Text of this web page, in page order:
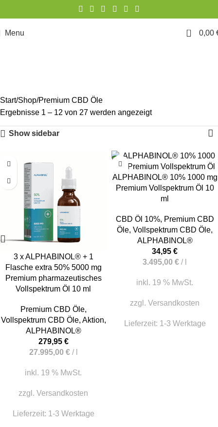
Menu 0 0,00
Start Shop Premium CBD Öle
Ergebnisse 1 – 12 von 27 werden angezeigt
Show sidebar
3 x ALPHABINOL® + 1
Flasche extra 50% 5000 mg
Premium pharmazeutisches
Vollspektrum Öl 10 ml
Premium CBD Öle,
Vollspektrum CBD Öle, Aktion,
ALPHABINOL®
279,95 €
27.995,00 €/
inkl. 19 % MwSt.
zzgl. Versandkosten
Lieferzeit: 1-3 Werktage
ALPHABINOL® 10% 1000 mg
Premium Vollspektrum Öl 10
ml
CBD Öl 10%, Premium CBD
Öle, Vollspektrum CBD Öle,
ALPHABINOL®
34,95 €
3.495,00 € /
inkl. 19 % MwSt.
zzgl. Versandkosten
Lieferzeit: 1-3 Werktage